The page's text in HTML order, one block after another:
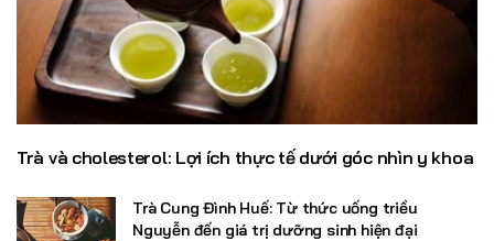
Trà và cholesterol: Lợi ích thực tế dưới góc nhìn y khoa
Trà Cung Đình Huế: Từ thức uống triều
Nguyễn đến giá trị dưỡng sinh hiện đại